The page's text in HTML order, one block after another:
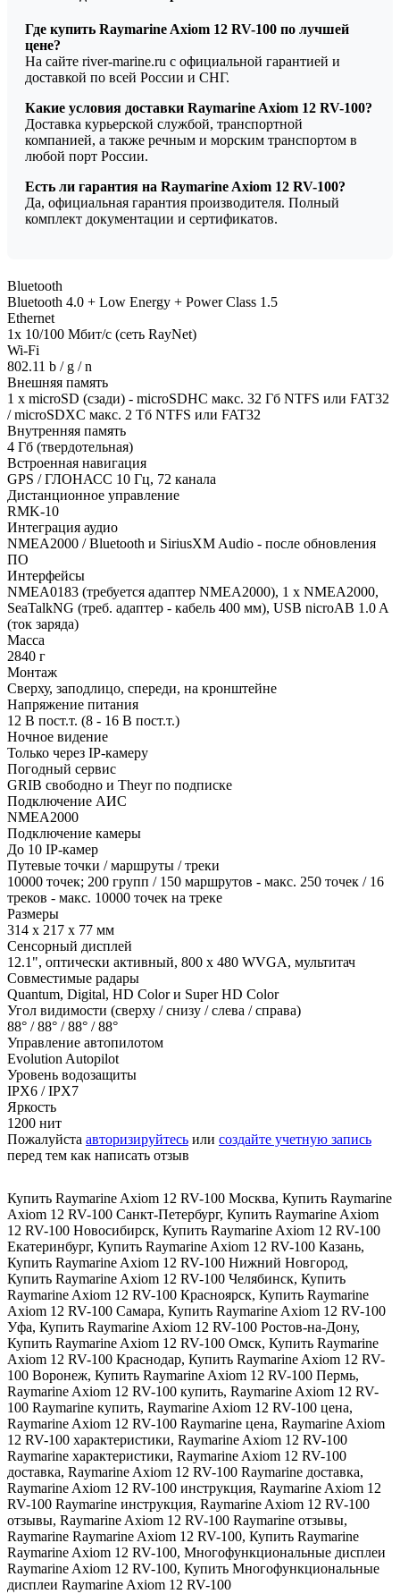
Где купить Raymarine Axiom 12 RV-100 по лучшей
цене?
На сайте river-marine.ru с официальной гарантией и
доставкой по всей России и СНГ.
Какие условия доставки Raymarine Axiom 12 RV-100?
Доставка курьерской службой, транспортной
компанией, а также речным и морским транспортом в
любой порт России.
Есть ли гарантия на Raymarine Axiom 12 RV-100?
Да, официальная гарантия производителя. Полный
комплект документации и сертификатов.
Bluetooth
Bluetooth 4.0 + Low Energy + Power Class 1.5
Ethernet
1x 10/100 Мбит/с (сеть RayNet)
Wi-Fi
802.11 b / g / n
Внешняя память
1 x microSD (сзади) - microSDHC макс. 32 Гб NTFS или FAT32
/ microSDXC макс. 2 Тб NTFS или FAT32
Внутренняя память
4 Гб (твердотельная)
Встроенная навигация
GPS / ГЛОНАСС 10 Гц, 72 канала
Дистанционное управление
RMK-10
Интеграция аудио
NMEA2000 / Bluetooth и SiriusXM Audio - после обновления
ПО
Интерфейсы
NMEA0183 (требуется адаптер NMEA2000), 1 x NMEA2000,
SeaTalkNG (треб. адаптер - кабель 400 мм), USB nicroAB 1.0 A
(ток заряда)
Масса
2840 г
Монтаж
Сверху, заподлицо, спереди, на кронштейне
Напряжение питания
12 В пост.т. (8 - 16 В пост.т.)
Ночное видение
Только через IP-камеру
Погодный сервис
GRIB свободно и Theyr по подписке
Подключение АИС
NMEA2000
Подключение камеры
До 10 IP-камер
Путевые точки / маршруты / треки
10000 точек; 200 групп / 150 маршрутов - макс. 250 точек / 16
треков - макс. 10000 точек на треке
Размеры
314 x 217 x 77 мм
Сенсорный дисплей
12.1", оптически активный, 800 х 480 WVGA, мультитач
Совместимые радары
Quantum, Digital, HD Color и Super HD Color
Угол видимости (сверху / снизу / слева / справа)
88° / 88° / 88° / 88°
Управление автопилотом
Evolution Autopilot
Уровень водозащиты
IPX6 / IPX7
Яркость
1200 нит
Пожалуйста авторизируйтесь или создайте учетную запись
перед тем как написать отзыв
Купить Raymarine Axiom 12 RV-100 Москва, Купить Raymarine
Axiom 12 RV-100 Санкт-Петербург, Купить Raymarine Axiom
12 RV-100 Новосибирск, Купить Raymarine Axiom 12 RV-100
Екатеринбург, Купить Raymarine Axiom 12 RV-100 Казань,
Купить Raymarine Axiom 12 RV-100 Нижний Новгород,
Купить Raymarine Axiom 12 RV-100 Челябинск, Купить
Raymarine Axiom 12 RV-100 Красноярск, Купить Raymarine
Axiom 12 RV-100 Самара, Купить Raymarine Axiom 12 RV-100
Уфа, Купить Raymarine Axiom 12 RV-100 Ростов-на-Дону,
Купить Raymarine Axiom 12 RV-100 Омск, Купить Raymarine
Axiom 12 RV-100 Краснодар, Купить Raymarine Axiom 12 RV-
100 Воронеж, Купить Raymarine Axiom 12 RV-100 Пермь,
Raymarine Axiom 12 RV-100 купить, Raymarine Axiom 12 RV-
100 Raymarine купить, Raymarine Axiom 12 RV-100 цена,
Raymarine Axiom 12 RV-100 Raymarine цена, Raymarine Axiom
12 RV-100 характеристики, Raymarine Axiom 12 RV-100
Raymarine характеристики, Raymarine Axiom 12 RV-100
доставка, Raymarine Axiom 12 RV-100 Raymarine доставка,
Raymarine Axiom 12 RV-100 инструкция, Raymarine Axiom 12
RV-100 Raymarine инструкция, Raymarine Axiom 12 RV-100
отзывы, Raymarine Axiom 12 RV-100 Raymarine отзывы,
Raymarine Raymarine Axiom 12 RV-100, Купить Raymarine
Raymarine Axiom 12 RV-100, Многофункциональные дисплеи
Raymarine Axiom 12 RV-100, Купить Многофункциональные
дисплеи Raymarine Axiom 12 RV-100